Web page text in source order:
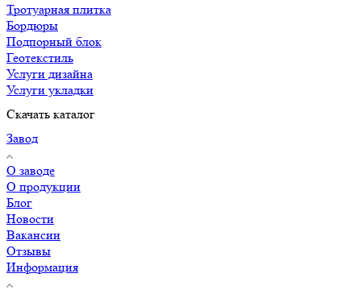
Тротуарная плитка
Бордюры
Подпорный блок
Геотекстиль
Услуги дизайна
Услуги укладки
Скачать каталог
Завод
О заводе
О продукции
Блог
Новости
Вакансии
Отзывы
Информация